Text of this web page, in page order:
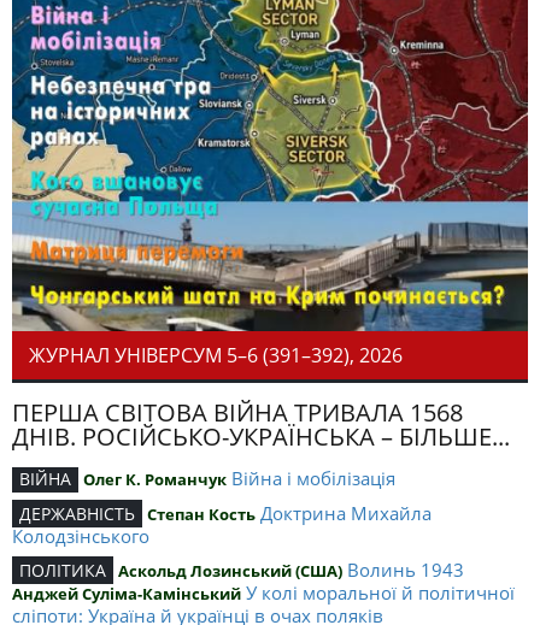
ЖУРНАЛ УНІВЕРСУМ 5–6 (391–392), 2026
ПЕРША СВІТОВА ВІЙНА ТРИВАЛА 1568
ДНІВ. РОСІЙСЬКО-УКРАЇНСЬКА – БІЛЬШЕ...
ВІЙНА Олег К. Романчук Війна і мобілізація
ДЕРЖАВНІСТЬ Степан Кость Доктрина Михайла
Колодзінського
ПОЛІТИКА Аскольд Лозинський (США) Волинь 1943
Анджей Суліма-Камінський У колі моральної й політичної
сліпоти: Україна й українці в очах поляків